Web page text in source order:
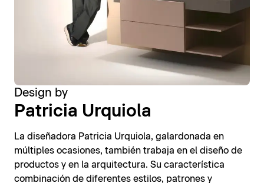
Design by
Patricia Urquiola
La diseñadora Patricia Urquiola, galardonada en
múltiples ocasiones, también trabaja en el diseño de
productos y en la arquitectura. Su característica
combinación de diferentes estilos, patrones y